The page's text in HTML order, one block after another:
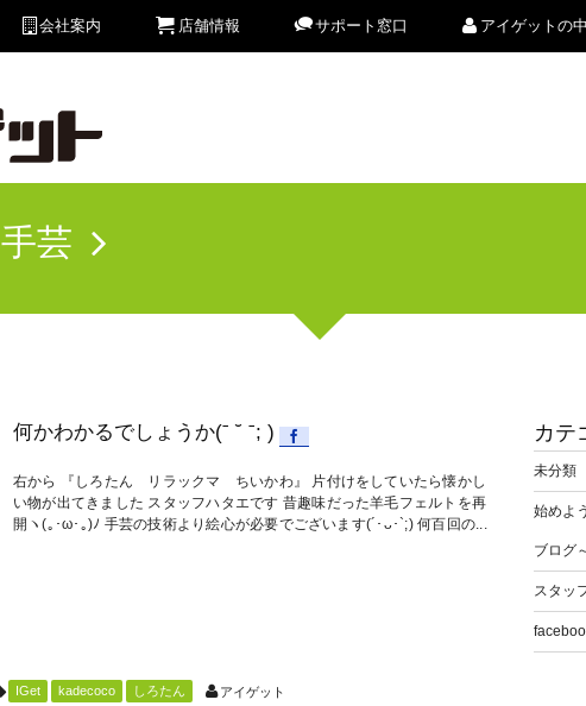
会社案内 店舗情報 サポート窓口 アイゲットの
手芸
何かわかるでしょうか(ˉ ˘ ˉ; )
右から 『しろたん リラックマ ちいかわ』 片付けをしていたら懐かし
い物が出てきました スタッフハタエです 昔趣味だった羊毛フェルトを再
開ヽ(｡･ω･｡)ﾉ 手芸の技術より絵心が必要でございます(´･ᴗ･`;) 何百回の...
IGet kadecoco しろたん アイゲット
カテ
未分類
始めよ
ブログ
スタッ